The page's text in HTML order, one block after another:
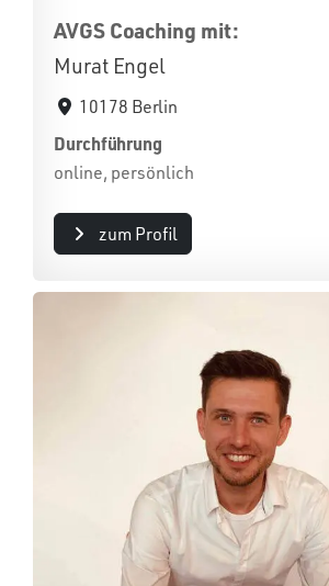
AVGS Coaching mit:
Murat Engel
10178 Berlin
Durchführung
online, persönlich
zum Profil